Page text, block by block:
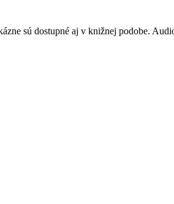
sú dostupné aj v knižnej podobe.